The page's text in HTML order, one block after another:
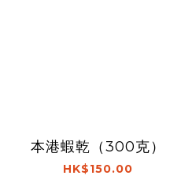
本港蝦乾（300克）
HK$150.00